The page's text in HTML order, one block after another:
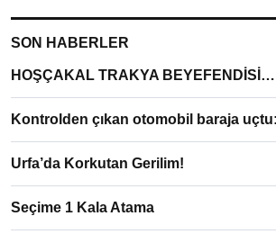
SON HABERLER
HOŞÇAKAL TRAKYA BEYEFENDİSİ…
Kontrolden çıkan otomobil baraja
Urfa’da Korkutan Gerilim!
Seçime 1 Kala Atama